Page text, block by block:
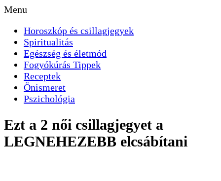
Menu
Horoszkóp és csillagjegyek
Spiritualitás
Egészség és életmód
Fogyókúrás Tippek
Receptek
Önismeret
Pszichológia
Ezt a 2 női csillagjegyet a
LEGNEHEZEBB elcsábítani